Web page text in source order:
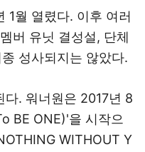
1월 열렸다. 이후 여러
버 유닛 결성설, 단체
성사되지는 않았다.
다. 워너원은 2017년 8
BE ONE)'을 시작으
WITHOUT Y